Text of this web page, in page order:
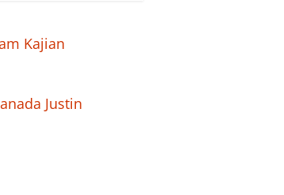
Kajian
Justin